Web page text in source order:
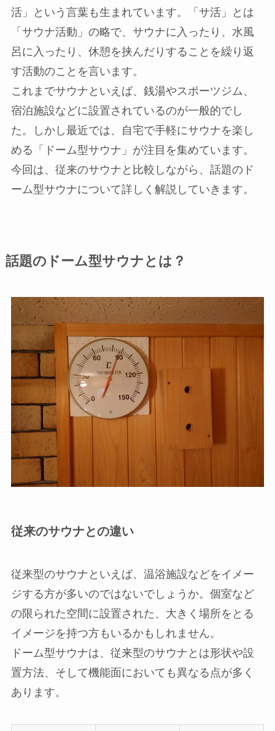
活」という言葉も生まれています。「サ活」とは
「サウナ活動」の略で、サウナに入ったり、水風
呂に入ったり、休憩を挟んだりすることを繰り返
す活動のことを言います。
これまでサウナといえば、銭湯やスポーツジム、
宿泊施設などに設置されているのが一般的でし
た。しかし最近では、自宅で手軽にサウナを楽し
める「ドーム型サウナ」が注目を集めています。
今回は、従来のサウナと比較しながら、話題のド
ーム型サウナについて詳しく解説していきます。
話題のドーム型サウナとは？
従来のサウナとの違い
従来型のサウナといえば、温浴施設などをイメー
ジする方が多いのではないでしょうか。個室など
の限られた空間に設置された、大きく場所をとる
イメージを持つ方もいるかもしれません。
ドーム型サウナは、従来型のサウナとは形状や設
置方法、そして機能面においても異なる点が多く
あります。